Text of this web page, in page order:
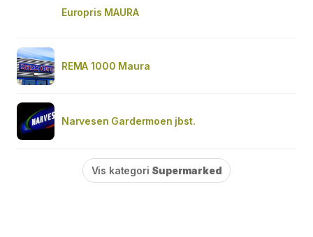
Europris MAURA
REMA 1000 Maura
Narvesen Gardermoen jbst.
Vis kategori Supermarked